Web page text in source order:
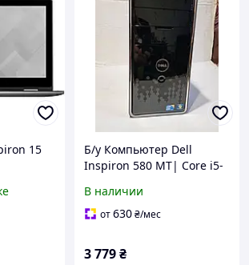
15
Б/у Компьютер Dell
Inspiron 580 MT| Core i5-
HDD| GeForce GT 420 1GB
В наличии
от630₴/мес
3 779₴